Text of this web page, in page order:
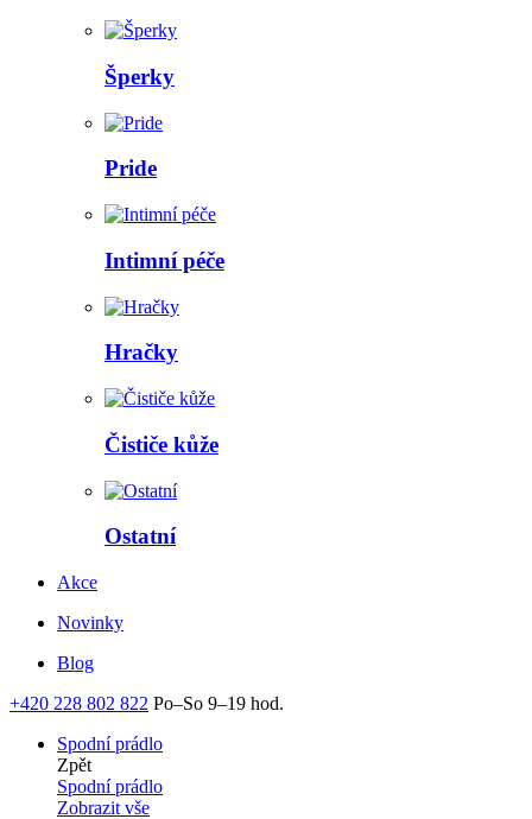
Šperky
Pride
Intimní péče
Hračky
Čističe kůže
Ostatní
Akce
Novinky
Blog
+420 228 802 822 Po–So 9–19 hod.
Spodní prádlo
Zpět
Spodní prádlo
Zobrazit vše